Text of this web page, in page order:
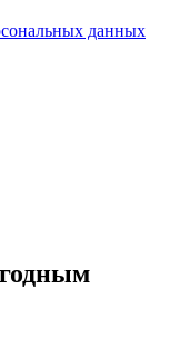
данных